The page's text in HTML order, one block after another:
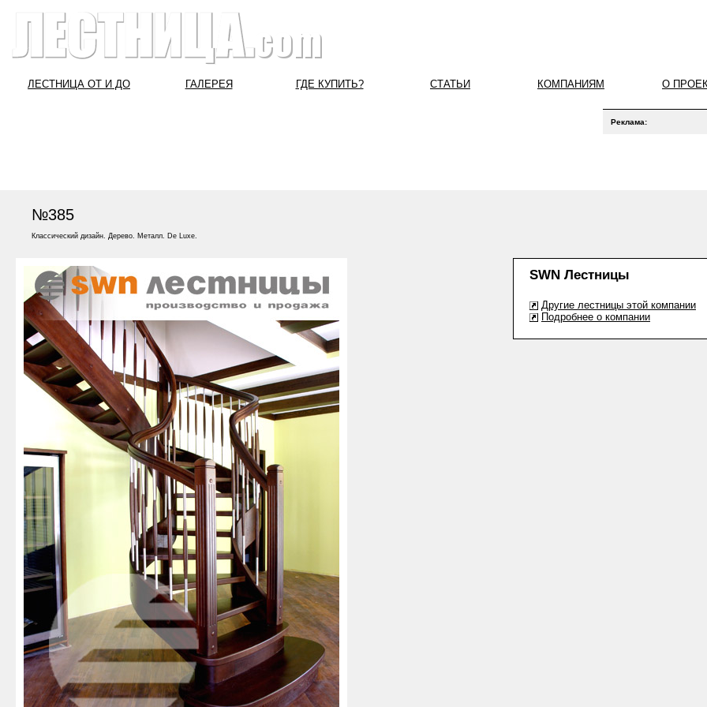
ЛЕСТНИЦА ОТ И ДО ГАЛЕРЕЯ ГДЕ КУПИТЬ? СТАТЬИ КОМПАНИЯМ О
Реклама:
№385
Классический дизайн. Дерево. Металл. De Luxe.
SWN Лестницы
Другие лестницы этой компании
Подробнее о компании